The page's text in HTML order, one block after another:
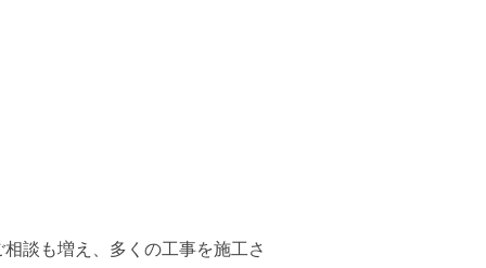
談も増え、多くの工事を施工さ